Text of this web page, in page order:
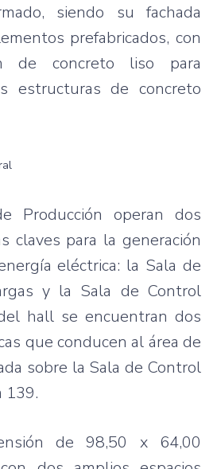
siendo su fachada
prefabricados, con
de concreto liso para
estructuras de concreto
Producción operan dos
claves para la generación
eléctrica: la Sala de
y la Sala de Control
hall se encuentran dos
que conducen al área de
sobre la Sala de Control
139.
de 98,50 x 64,00